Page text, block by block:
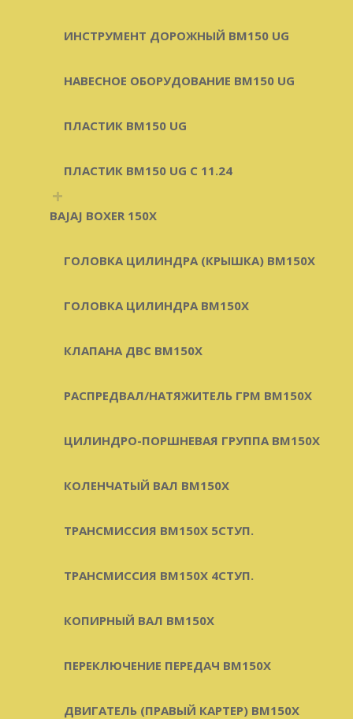
ИНСТРУМЕНТ ДОРОЖНЫЙ BM150 UG
НАВЕСНОЕ ОБОРУДОВАНИЕ BM150 UG
ПЛАСТИК BM150 UG
ПЛАСТИК BM150 UG C 11.24
+
BAJAJ BOXER 150X
ГОЛОВКА ЦИЛИНДРА (КРЫШКА) BM150X
ГОЛОВКА ЦИЛИНДРА BM150X
КЛАПАНА ДВС BM150X
РАСПРЕДВАЛ/НАТЯЖИТЕЛЬ ГРМ BM150X
ЦИЛИНДРО-ПОРШНЕВАЯ ГРУППА BM150X
КОЛЕНЧАТЫЙ ВАЛ BM150X
ТРАНСМИССИЯ BM150X 5СТУП.
ТРАНСМИССИЯ BM150X 4СТУП.
КОПИРНЫЙ ВАЛ BM150X
ПЕРЕКЛЮЧЕНИЕ ПЕРЕДАЧ BM150X
ДВИГАТЕЛЬ (ПРАВЫЙ КАРТЕР) BM150X